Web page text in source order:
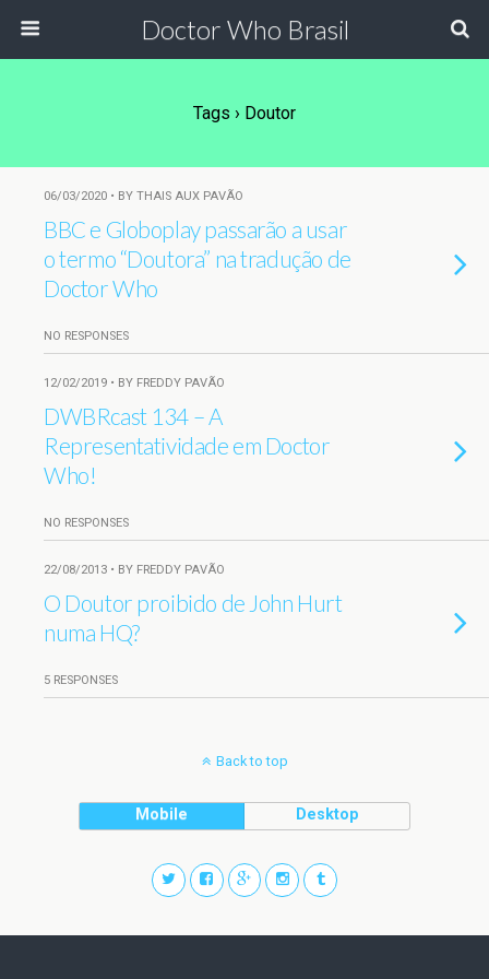
Doctor Who Brasil
Tags › Doutor
06/03/2020 • BY THAIS AUX PAVÃO
BBC e Globoplay passarão a usar
o termo “Doutora” na tradução de
Doctor Who
NO RESPONSES
12/02/2019 • BY FREDDY PAVÃO
DWBRcast 134 – A
Representatividade em Doctor
Who!
NO RESPONSES
22/08/2013 • BY FREDDY PAVÃO
O Doutor proibido de John Hurt
numa HQ?
5 RESPONSES
Back to top
Mobile Desktop